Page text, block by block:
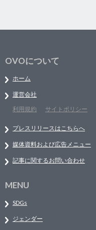
OVOについて
ホーム
運営会社
利用規約
サイトポリシー
プレスリリースはこちらへ
媒体資料および広告メニュー
記事に関するお問い合わせ
MENU
SDGs
ジェンダー